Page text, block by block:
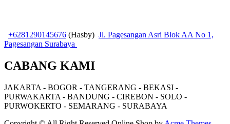
+6281290145676 (Hasby) Jl. Pagesangan Asri Blok AA No 1,
Pagesangan Surabaya
CABANG KAMI
JAKARTA - BOGOR - TANGERANG - BEKASI -
PURWAKARTA - BANDUNG - CIREBON - SOLO -
PURWOKERTO - SEMARANG - SURABAYA